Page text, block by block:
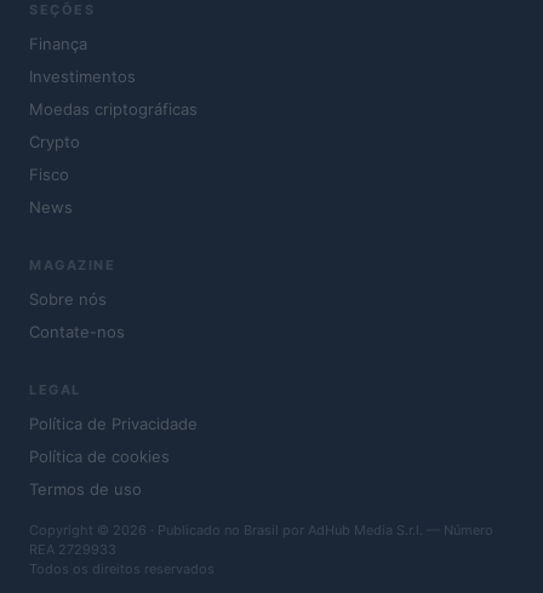
SEÇÕES
Finança
Investimentos
Moedas criptográficas
Crypto
Fisco
News
MAGAZINE
Sobre nós
Contate-nos
LEGAL
Política de Privacidade
Política de cookies
Termos de uso
Copyright © 2026 · Publicado no Brasil por AdHub Media S.r.l. — Número
REA 2729933
Todos os direitos reservados